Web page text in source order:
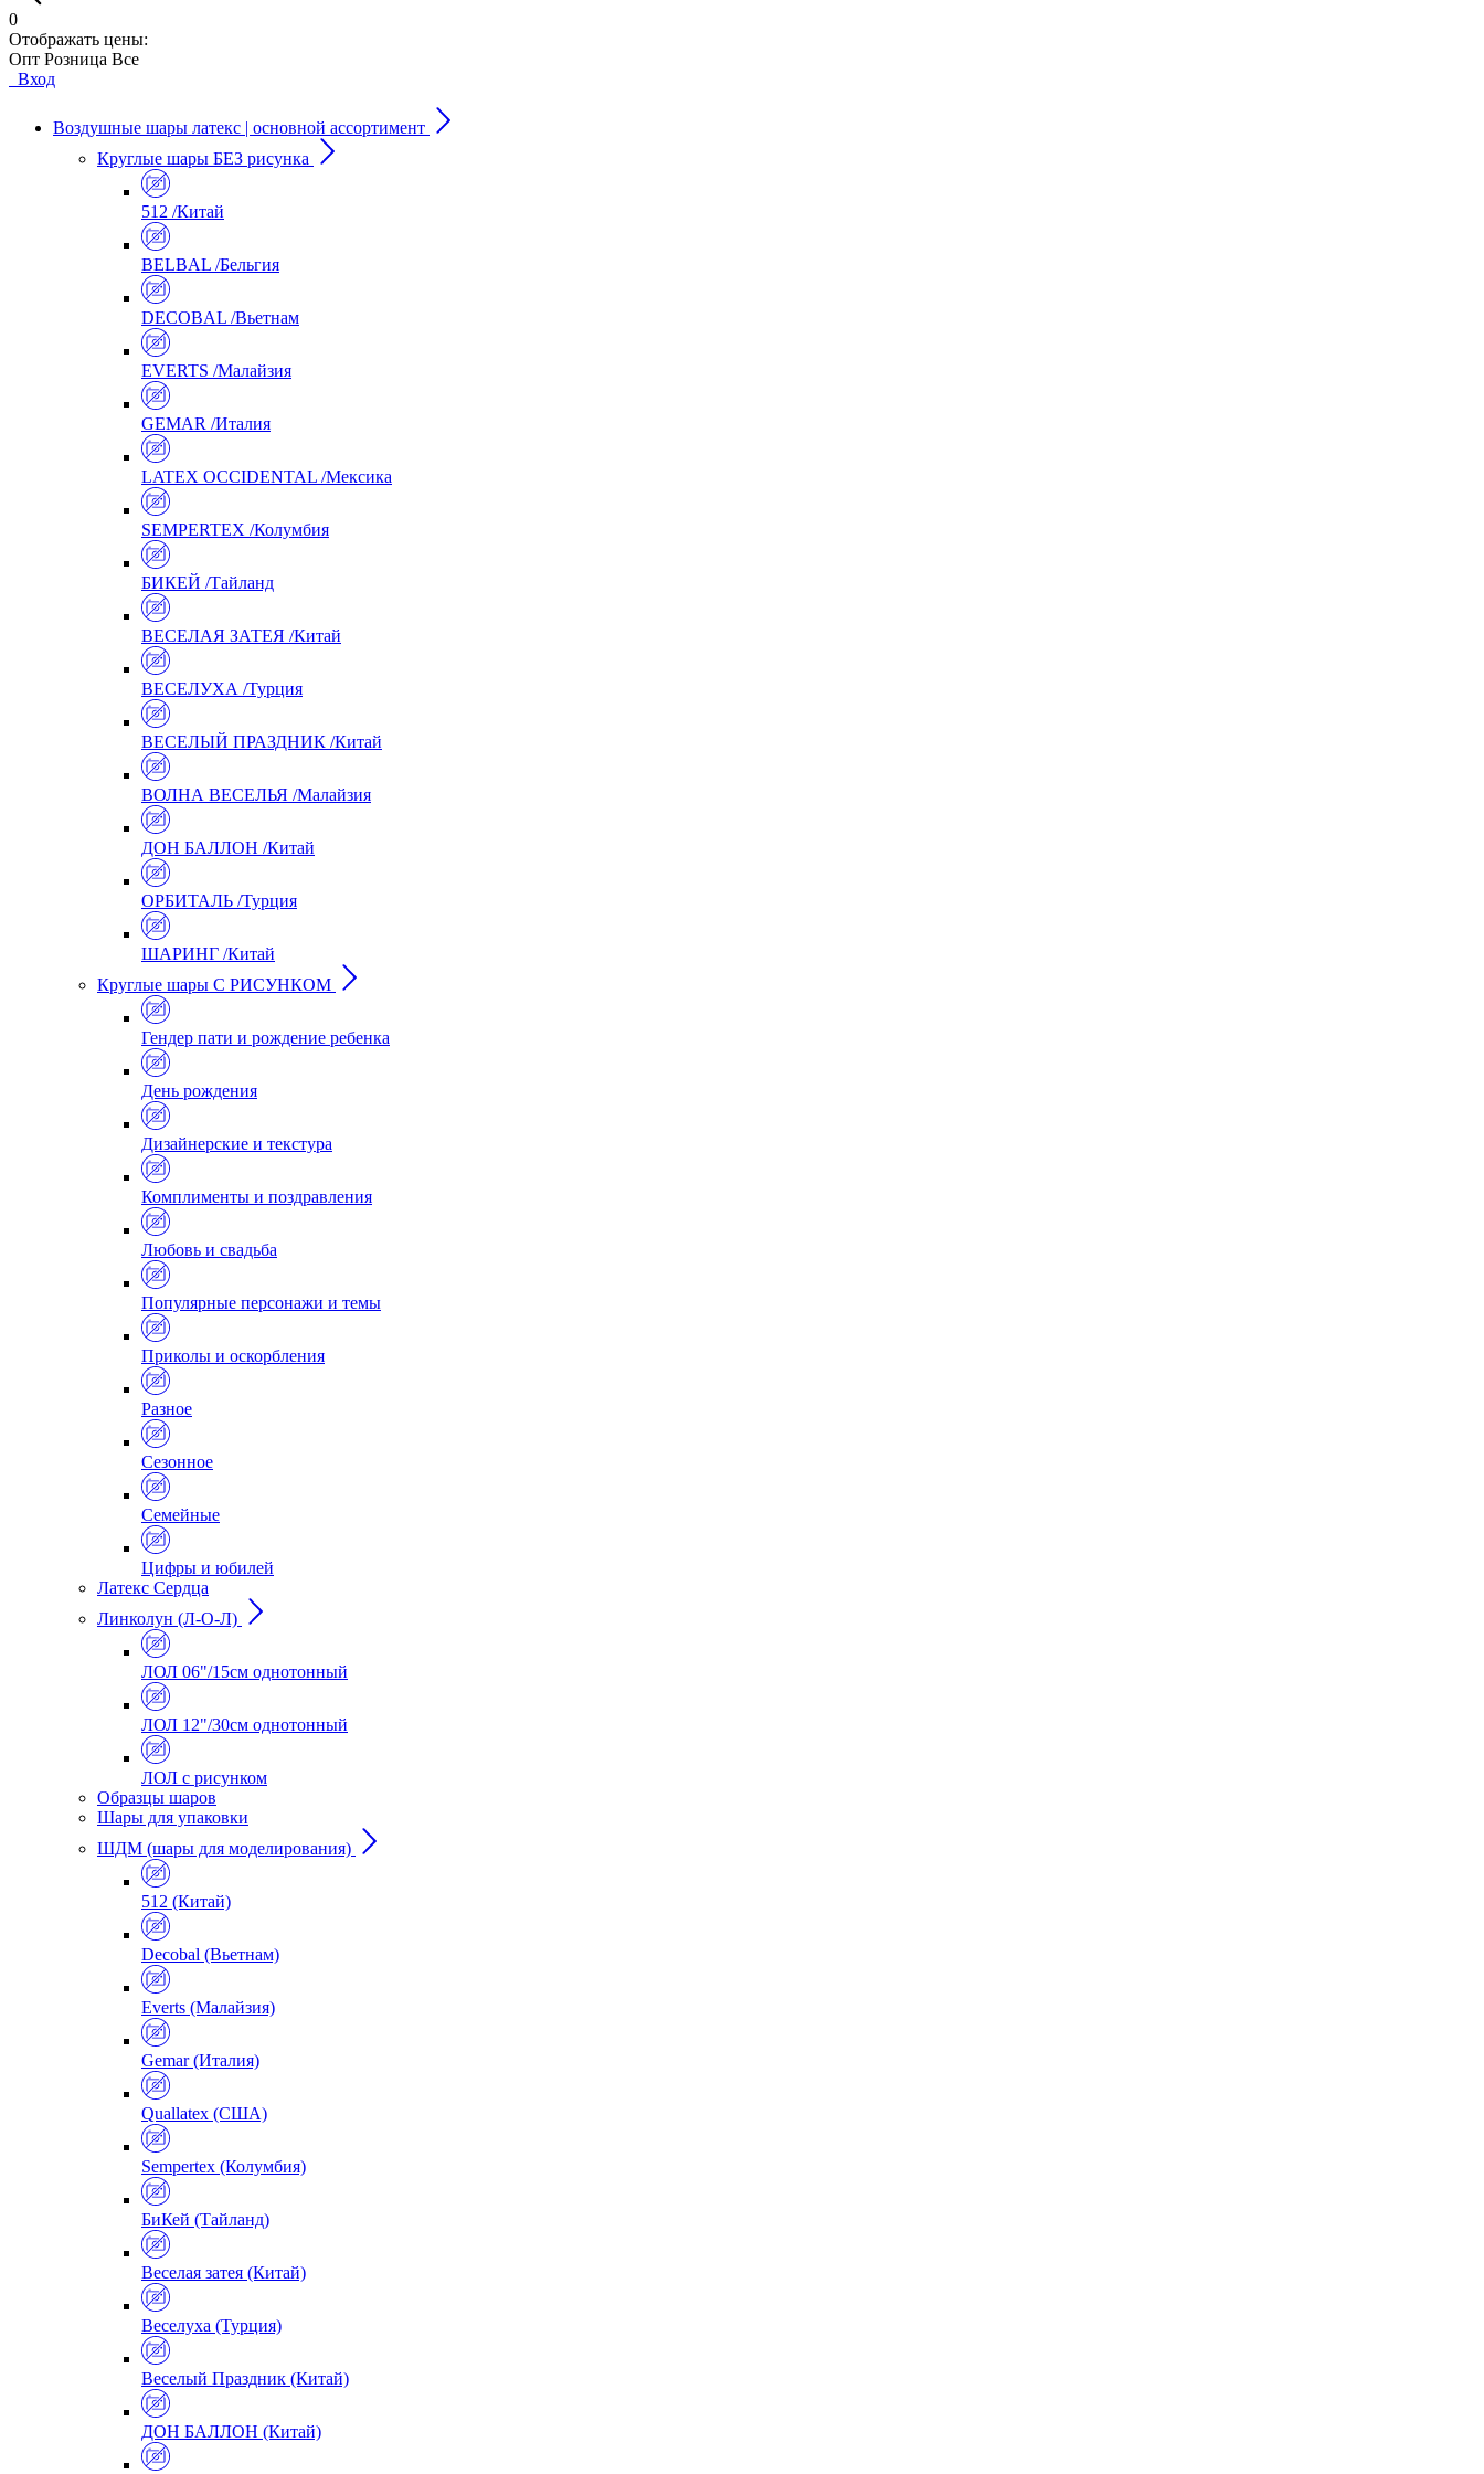
0
Отображать цены:
Опт Розница Все
Вход
Воздушные шары латекс | основной ассортимент
Круглые шары БЕЗ рисунка
512 /Китай
BELBAL /Бельгия
DECOBAL /Вьетнам
EVERTS /Малайзия
GEMAR /Италия
LATEX OCCIDENTAL /Мексика
SEMPERTEX /Колумбия
БИКЕЙ /Тайланд
ВЕСЕЛАЯ ЗАТЕЯ /Китай
ВЕСЕЛУХА /Турция
ВЕСЕЛЫЙ ПРАЗДНИК /Китай
ВОЛНА ВЕСЕЛЬЯ /Малайзия
ДОН БАЛЛОН /Китай
ОРБИТАЛЬ /Турция
ШАРИНГ /Китай
Круглые шары С РИСУНКОМ
Гендер пати и рождение ребенка
День рождения
Дизайнерские и текстура
Комплименты и поздравления
Любовь и свадьба
Популярные персонажи и темы
Приколы и оскорбления
Разное
Сезонное
Семейные
Цифры и юбилей
Латекс Сердца
Линколун (Л-О-Л)
ЛОЛ 06"/15см однотонный
ЛОЛ 12"/30см однотонный
ЛОЛ с рисунком
Образцы шаров
Шары для упаковки
ШДМ (шары для моделирования)
512 (Китай)
Decobal (Вьетнам)
Everts (Малайзия)
Gemar (Италия)
Quallatex (США)
Sempertex (Колумбия)
БиКей (Тайланд)
Веселая затея (Китай)
Веселуха (Турция)
Веселый Праздник (Китай)
ДОН БАЛЛОН (Китай)